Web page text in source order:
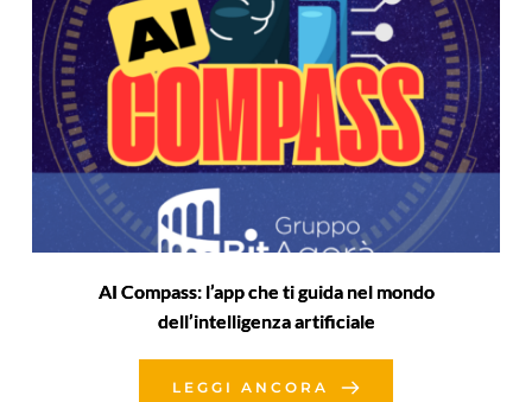
AI Compass: l’app che ti guida nel mondo
dell’intelligenza artificiale
LEGGI ANCORA